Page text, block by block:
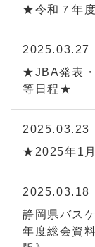
★令和７年
2025.03.27
★JBA発表
等日程★
2025.03.23
★2025年1
2025.03.18
静岡県バス
年度総会資